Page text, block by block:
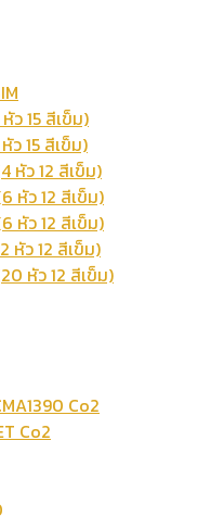
หัว 15 สีเข็ม)
ว 15 สีเข็ม)
หัว 12 สีเข็ม)
หัว 12 สีเข็ม)
หัว 12 สีเข็ม)
หัว 12 สีเข็ม)
หัว 12 สีเข็ม)
Co2
Co2